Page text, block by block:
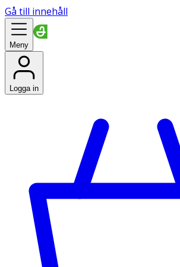
Gå till innehåll
Meny
Logga in